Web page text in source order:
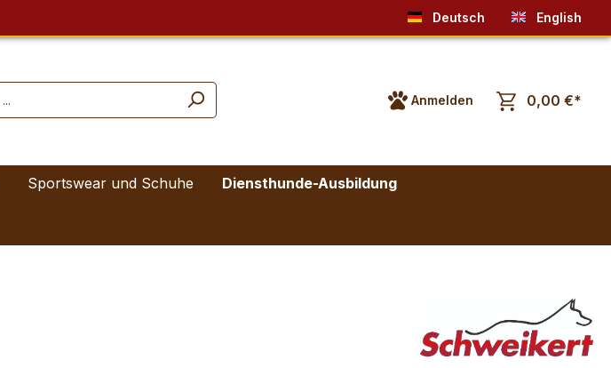
Deutsch English
Anmelden 0,00 €*
Sportswear und Schuhe Diensthunde-Ausbildung